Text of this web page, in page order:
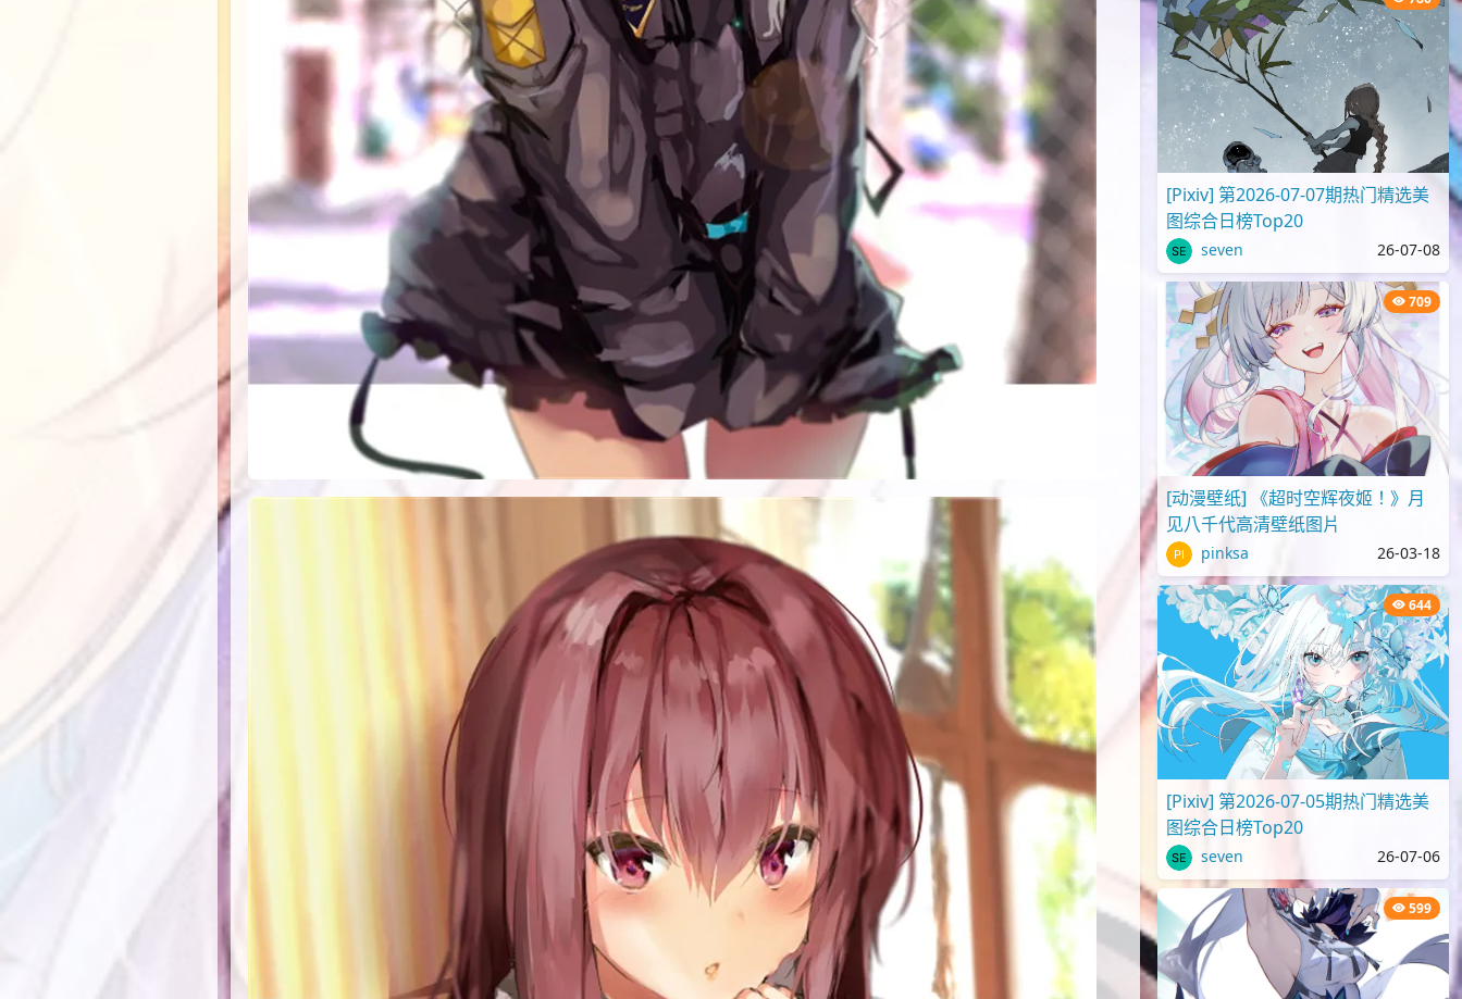
[Pixiv] 第2026-07-07期热门精选美
图综合日榜Top20
seven 26-07-08
709
[动漫壁纸] 《超时空辉夜姬！》月
见八千代高清壁纸图片
pinksa 26-03-18
644
[Pixiv] 第2026-07-05期热门精选美
图综合日榜Top20
seven 26-07-06
599